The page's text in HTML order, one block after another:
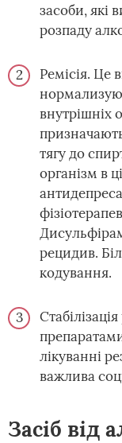
засоби, які
розпаду
Ремісія. Це
внутрішніх
тягу до
організм в
рецидив.
кодування.
лікуванні
важлива
Засіб від